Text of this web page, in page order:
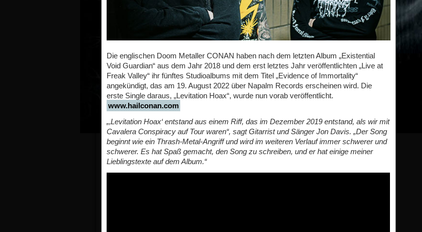
Die englischen Doom Metaller CONAN haben nach dem letzten Album „Existential
Void Guardian“ aus dem Jahr 2018 und dem erst letztes Jahr veröffentlichten „Live at
Freak Valley“ ihr fünftes Studioalbums mit dem Titel „Evidence of Immortality“
angekündigt, das am 19. August 2022 über Napalm Records erscheinen wird. Die
erste Single daraus, „Levitation Hoax“, wurde nun vorab veröffentlicht.
www.hailconan.com
„‚Levitation Hoax‘ entstand aus einem Riff, das im Dezember 2019 entstand, als wir mit
Cavalera Conspiracy auf Tour waren“, sagt Gitarrist und Sänger Jon Davis. „Der Song
beginnt wie ein Thrash-Metal-Angriff und wird im weiteren Verlauf immer schwerer und
schwerer. Es hat Spaß gemacht, den Song zu schreiben, und er hat einige meiner
Lieblingstexte auf dem Album.“